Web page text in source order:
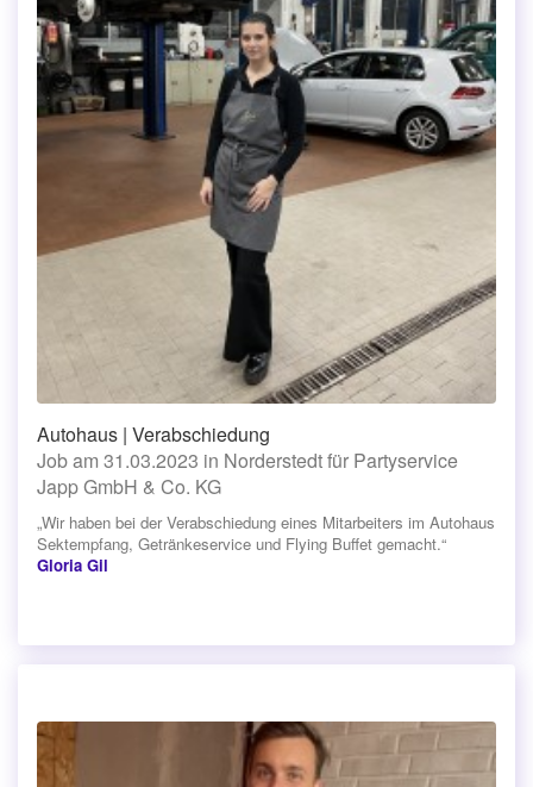
Autohaus | Verabschiedung
Job am 31.03.2023 in Norderstedt für Partyservice
Japp GmbH & Co. KG
„Wir haben bei der Verabschiedung eines Mitarbeiters im Autohaus
Sektempfang, Getränkeservice und Flying Buffet gemacht.“
Gloria Gil